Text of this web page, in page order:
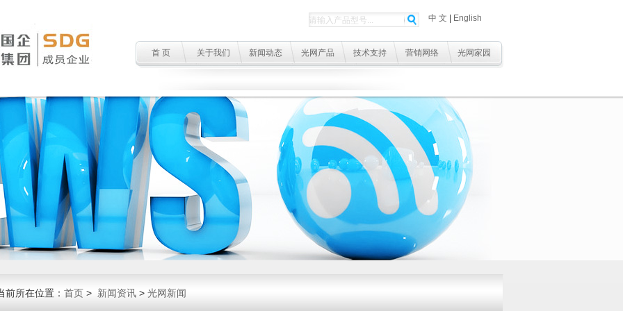
中 文 English
首 页 关于我们 新闻动态 光网产品 技术支持 营销网络 光网家园
前所在位置： 首页 > 新闻资讯 > 光网新闻